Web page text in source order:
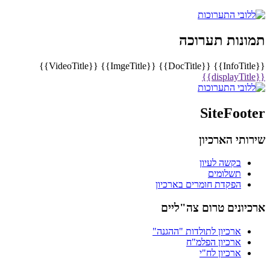
תמונות תערוכה
{{InfoTitle}}
{{DocTitle}}
{{ImgeTitle}}
{{VideoTitle}}
{{displayTitle}}
SiteFooter
שירותי הארכיון
בקשה לעיון
תשלומים
הפקדת חומרים בארכיון
ארכיונים טרום צה"ליים
ארכיון לתולדות "ההגנה"
ארכיון הפלמ"ח
ארכיון לח"י